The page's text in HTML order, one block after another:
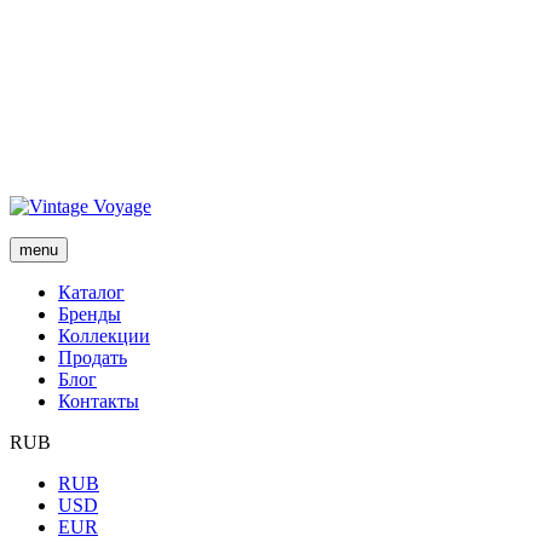
menu
Каталог
Бренды
Коллекции
Продать
Блог
Контакты
RUB
RUB
USD
EUR